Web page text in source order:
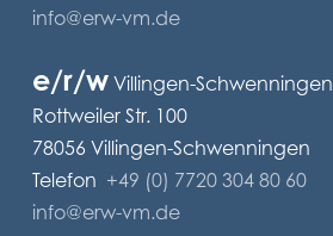
info@erw-vm.de
e/r/w Villingen-Schwenningen
Rottweiler Str. 100
78056 Villingen-Schwenningen
Telefon +49 (0) 7720 304 80 60
info@erw-vm.de